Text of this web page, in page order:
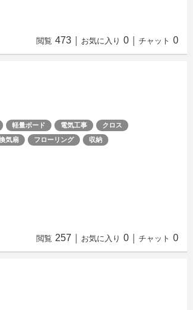
閲覧 473 お気に入り 0 チャット 0
軽量ボード 電気工事
クロス
気扇 フローリング 収納
閲覧 257 お気に入り 0 チャット 0